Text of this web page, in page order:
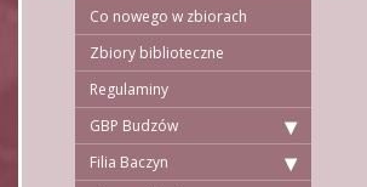
Co nowego w zbiorach
Zbiory biblioteczne
Regulaminy
GBP Budzów
Filia Baczyn